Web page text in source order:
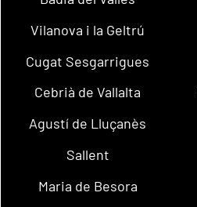
Vilanova i la Geltrú
Cugat Sesgarrigues
Cebrià de Vallalta
Agustí de Lluçanès
Sallent
Maria de Besora